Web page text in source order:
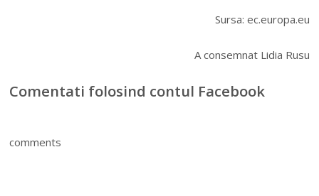
Sursa: ec.europa.eu
A consemnat Lidia Rusu
Comentati folosind contul Facebook
comments